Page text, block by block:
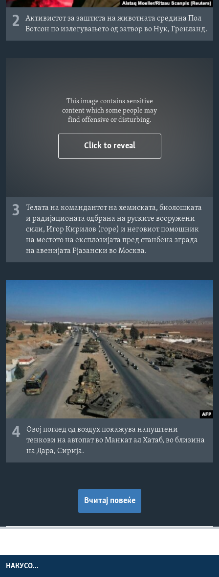
2
Активистот за заштита на животната средина Пол
Вотсон по излегувањето од затвор во Нук, Гренланд.
This image contains sensitive
content which some people may
find offensive or disturbing.
Click to reveal
3
Телата на командантот на хемиската, биолошката
и радијационата одбрана на руските вооружени
сили, Игор Кирилов (горе) и неговиот помошник
на местото на експлозијата пред станбена зграда
на авенијата Рјазански во Москва.
4
Овој поглед од воздух покажува напуштени
тенкови на автопат во Манкат ал Хатаб, во близина
на Дара, Сирија.
Вчитај повеќе
НАКУСО...